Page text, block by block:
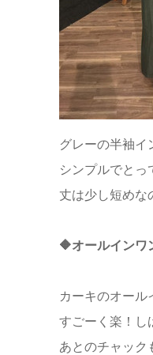
グレーの半袖イ
シンプルでと
丈は少し短めな
🔶オールイン
カーキのオール
すごーく楽！し
あとのチャック